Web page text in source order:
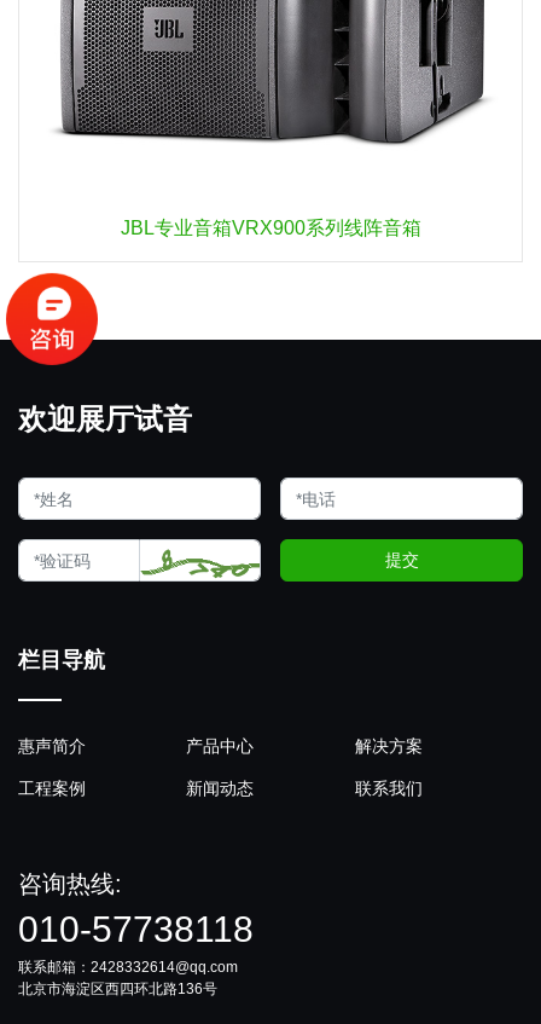
JBL专业音箱VRX900系列线阵音箱
欢迎展厅试音
提交
栏目导航
惠声简介 产品中心 解决方案
工程案例 新闻动态 联系我们
咨询热线:
010-57738118
联系邮箱：2428332614@qq.com
北京市海淀区西四环北路136号